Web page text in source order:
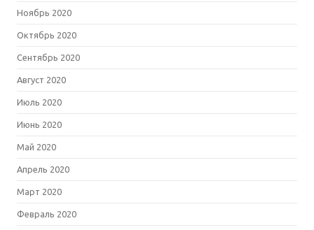
Ноябрь 2020
Октябрь 2020
Сентябрь 2020
Август 2020
Июль 2020
Июнь 2020
Май 2020
Апрель 2020
Март 2020
Февраль 2020